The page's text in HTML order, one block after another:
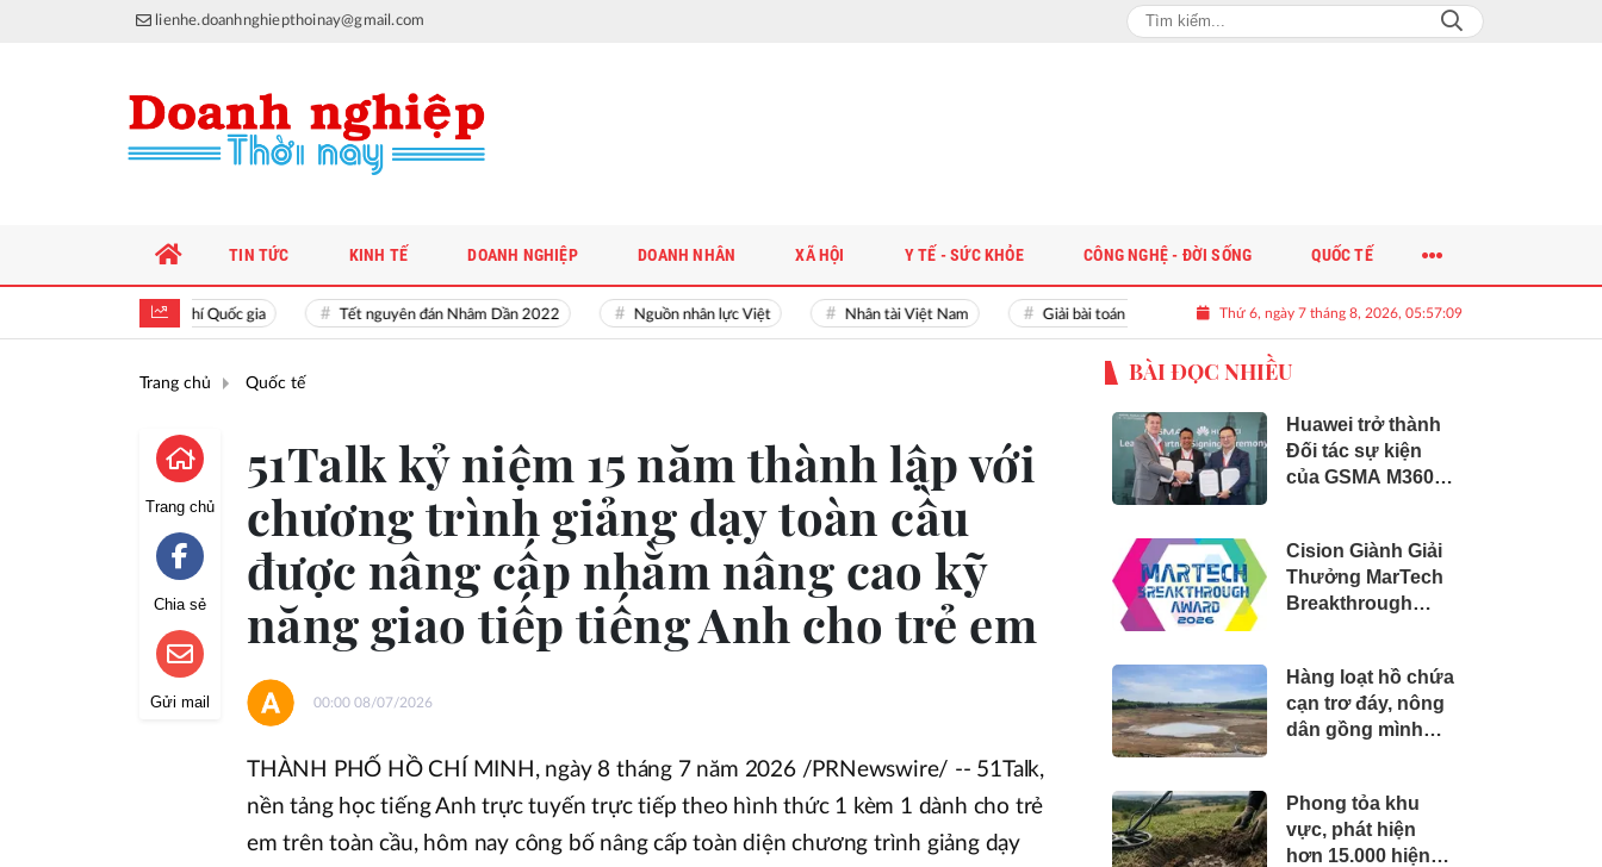
lienhe.doanhnghiepthoinay@gmail.com
Hiền tài là nguyên khí Quốc gia Tết nguyên đán Nhâm Dần 2022 Nguồn nhân lực Việt Nhân tài Việt Nam Giải bài toán nguồn nhân lực chất lượng cao cho doanh nghiệp
Thứ 6, ngày 7 tháng 8, 2026, 05:57:10
TIN TỨC KINH TẾ DOANH NGHIỆP DOANH NHÂN XÃ HỘI Y TẾ - SỨC KHỎE CÔNG NGHỆ - ĐỜI SỐNG QUỐC TẾ
Trang chủ Quốc tế
Trang chủ
Chia sẻ
Gửi mail
51Talk kỷ niệm 15 năm thành lập với
chương trình giảng dạy toàn cầu
được nâng cấp nhằm nâng cao kỹ
năng giao tiếp tiếng Anh cho trẻ em
00:00 08/07/2026
THÀNH PHỐ HỒ CHÍ MINH, ngày 8 tháng 7 năm 2026 /PRNewswire/ -- 51Talk,
nền tảng học tiếng Anh trực tuyến trực tiếp theo hình thức 1 kèm 1 dành cho trẻ
em trên toàn cầu, hôm nay công bố nâng cấp toàn diện chương trình giảng dạy
BÀI ĐỌC NHIỀU
Huawei trở thành
Đối tác sự kiện
của GSMA M360
Cision Giành Giải
Thưởng MarTech
Breakthrough
Xã Hội, Phân Phối
Thông Cáo Báo
Chí và Tối Ưu Hóa
Hàng loạt hồ chứa
cạn trơ đáy, nông
dân gồng mình
Phong tỏa khu
vực, phát hiện
hơn 15.000 hiện